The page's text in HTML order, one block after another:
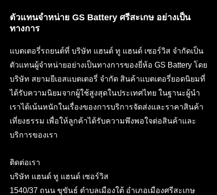
ตัวแทนจำหน่าย GS Battery ศรีสะเกษ อย่างเป็น
ทางการ
แบตเตอรี่รถยนต์ที่ บริษัท แฮนด์ ทู แฮนด์ เซอร์วิส จำกัดเป็น
ตัวแทนผู้จำหน่ายอย่างเป็นทางการของยี่ห้อ GS Battery โดย
บริษัท สยามยีเอสแบตเตอรี่ จำกัด สินค้าแบตเตอรี่ยอดนิยมที่
ได้รับความนิยมจากผู้ใช้สูงสุดในประเทศไทย ในฐานะผู้นำ
เราได้เน้นหนักในเรื่องของการบริการจัดส่งและราคาสินค้า
เที่ยงธรรม เพื่อให้ลูกค้าได้รับความพึงพอใจต่อสินค้าและ
บริการของเรา
ติดต่อเรา
บริษัท แฮนด์ ทู แฮนด์ เซอร์วิส
1540/37 ถนน ขุขันธ์ ตำบลเมืองใต้ อำเภอเมืองศรีสะเกษ